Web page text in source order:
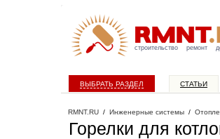
строительство ремонт
ВЫБРАТЬ РАЗДЕЛ СТАТЬИ
RMNT.RU / Инженерные системы /
Горелки для